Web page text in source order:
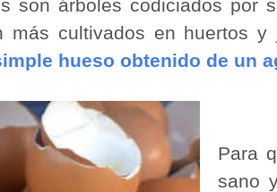
son árboles codiciados por
más cultivados en huertos y
hueso obtenido de un
Para
sano